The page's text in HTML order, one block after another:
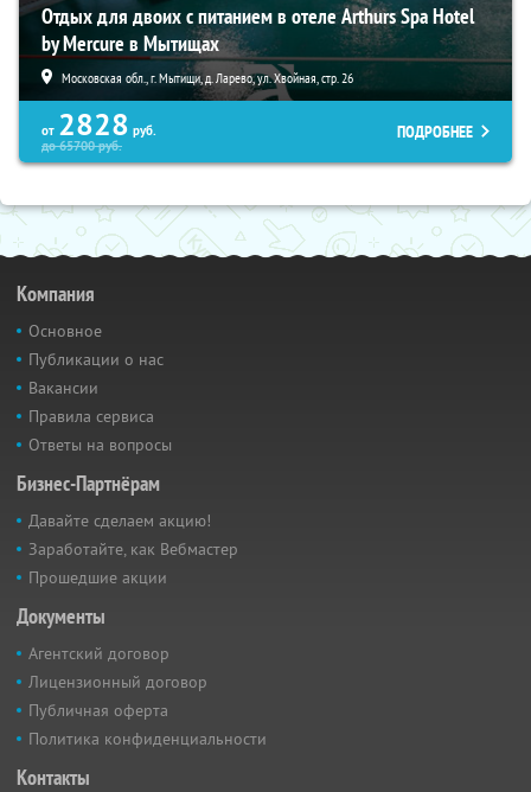
Отдых для двоих с питанием в отеле Arthurs Spa Hotel
by Mercure в Мытищах
Московская обл., г. Мытищи, д. Ларево, ул. Хвойная, стр. 26
от 2828 руб.
до65700руб.
ПОДРОБНЕЕ
Компания
Основное
Публикации о нас
Вакансии
Правила сервиса
Ответы на вопросы
Бизнес-Партнёрам
Давайте сделаем акцию!
Заработайте, как Вебмастер
Прошедшие акции
Документы
Агентский договор
Лицензионный договор
Публичная оферта
Политика конфиденциальности
Контакты